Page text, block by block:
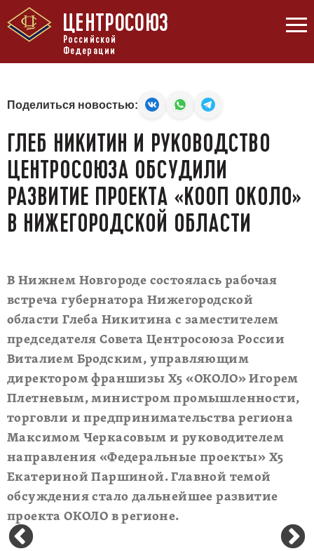
ЦЕНТРОСОЮЗ
Российской
Федерации
Поделиться новостью:
ГЛЕБ НИКИТИН И РУКОВОДСТВО
ЦЕНТРОСОЮЗА ОБСУДИЛИ
РАЗВИТИЕ ПРОЕКТА «КООП ОКОЛО»
В НИЖЕГОРОДСКОЙ ОБЛАСТИ
В Нижнем Новгороде состоялась рабочая
встреча губернатора Нижегородской
области Глеба Никитина с заместителем
председателя Совета Центросоюза России
Виталием Бродским, управляющим
директором франшизы Х5 «ОКОЛО» Игорем
Плетневым, министром промышленности,
торговли и предпринимательства региона
Максимом Черкасовым и руководителем
направления «Федеральные проекты» Х5
Екатериной Паршиной. Главной темой
обсуждения стало дальнейшее развитие
проекта ОКОЛО в регионе.